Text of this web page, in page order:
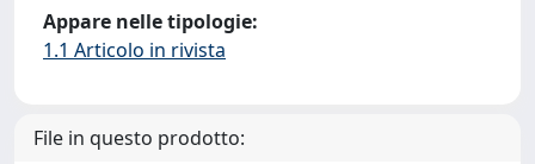
Appare nelle tipologie:
1.1 Articolo in rivista
File in questo prodotto: